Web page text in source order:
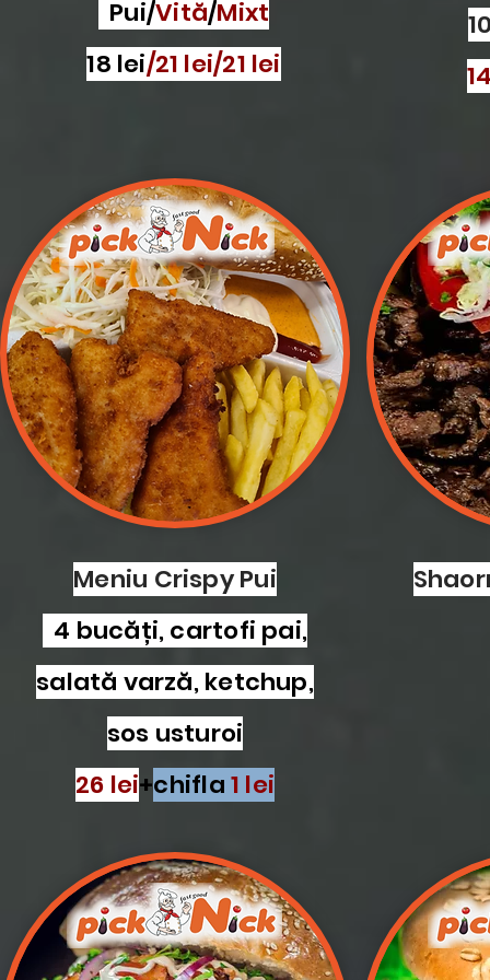
Pui/Vită/Mixt
18 lei/21 lei/21 lei
Meniu Crispy Pui
4 bucăți, cartofi pai,
salată varză, ketchup,
sos usturoi
26 lei+chifla1 lei